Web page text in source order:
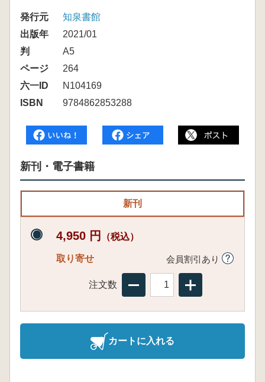
発行元
知泉書館
出版年
2021/01
判
A5
ページ
264
六一ID
N104169
ISBN
9784862853288
新刊・電子書籍
新刊
4,950 円 （税込）
取り寄せ 会員割引あり
注文数
カートに入れる